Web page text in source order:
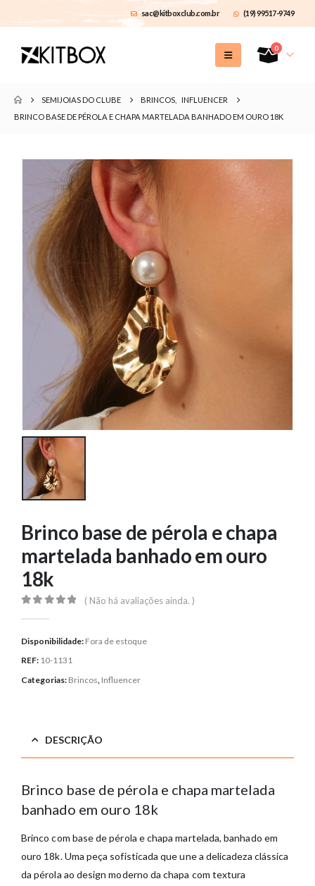
sac@kitboxclub.com.br (19) 99517-9749
0
SEMIJOIAS DO CLUBE BRINCOS
INFLUENCER
BRINCO BASE DE PÉROLA E CHAPA MARTELADA BANHADO EM OURO 18K
Brinco base de pérola e chapa
martelada banhado em ouro
18k
( Não há avaliações ainda. )
Disponibilidade: Fora de estoque
REF: 10-1131
Categorias: Brincos, Influencer
DESCRIÇÃO
Brinco base de pérola e chapa martelada
banhado em ouro 18k
Brinco com base de pérola e chapa martelada, banhado em
ouro 18k. Uma peça sofisticada que une a delicadeza clássica
da pérola ao design moderno da chapa com textura